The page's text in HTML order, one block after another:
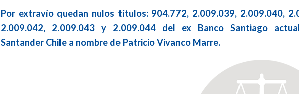
Por extravío quedan nulos títulos: 904.772, 2.009.039, 2.009.040,
2.009.042, 2.009.043 y 2.009.044 del ex Banco Santiago
Santander Chile a nombre de Patricio Vivanco Marre.